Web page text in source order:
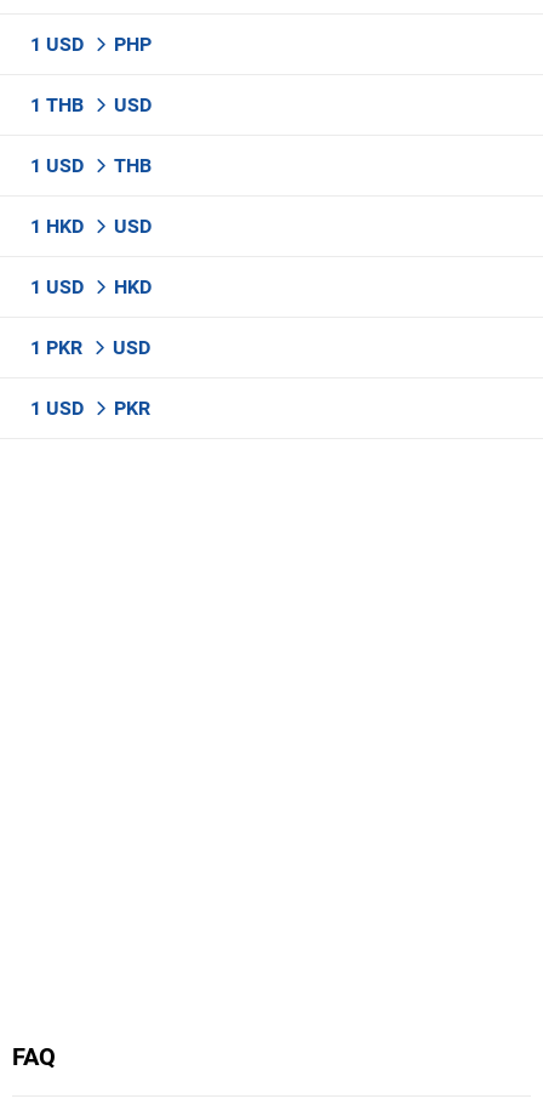
1 USD PHP
1 THB USD
1 USD THB
1 HKD USD
1 USD HKD
1 PKR USD
1 USD PKR
FAQ